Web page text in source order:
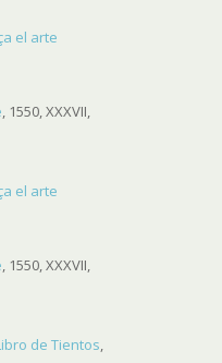
el arte
, 1550, XXXVII,
el arte
, 1550, XXXVII,
de Tientos,